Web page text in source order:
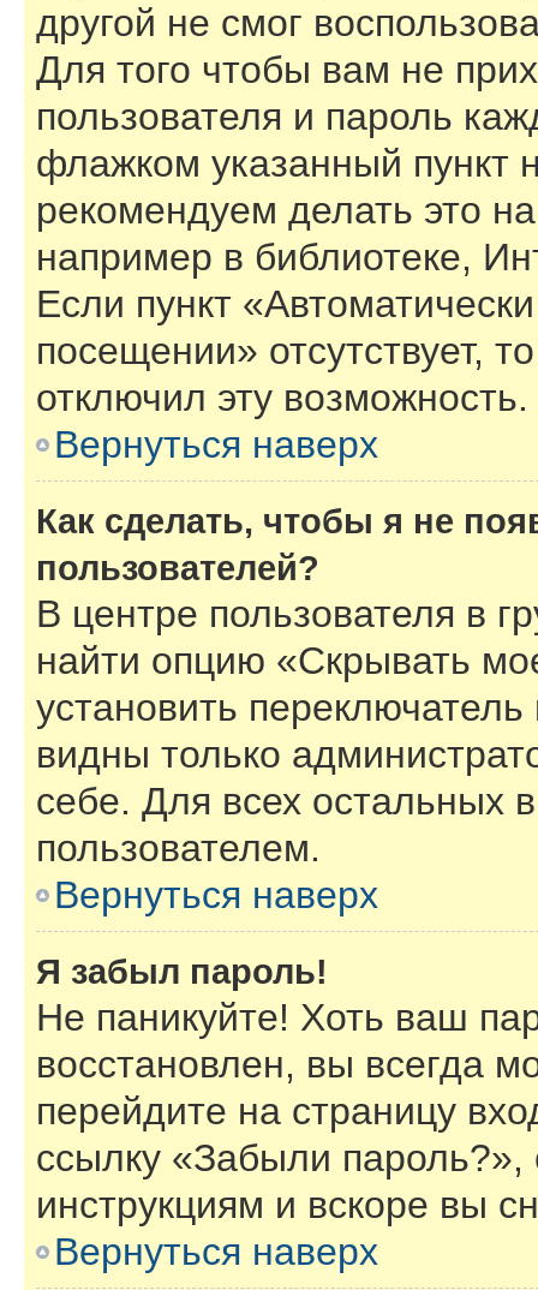
другой не смог
Для того чтобы вам не
пользователя и пароль
флажком указанный пункт
рекомендуем делать это
например в библиотеке,
Если пункт
посещении» отсутствует,
отключил эту возможность.
Вернуться наверх
Как сделать, чтобы я не
пользователей?
В центре пользователя в
найти опцию «Скрывать
установить
видны только
себе. Для всех остальных
пользователем.
Вернуться наверх
Я забыл пароль!
Не паникуйте! Хоть ваш
восстановлен, вы всегда
перейдите на страницу
ссылку «Забыли
инструкциям и вскоре вы
Вернуться наверх